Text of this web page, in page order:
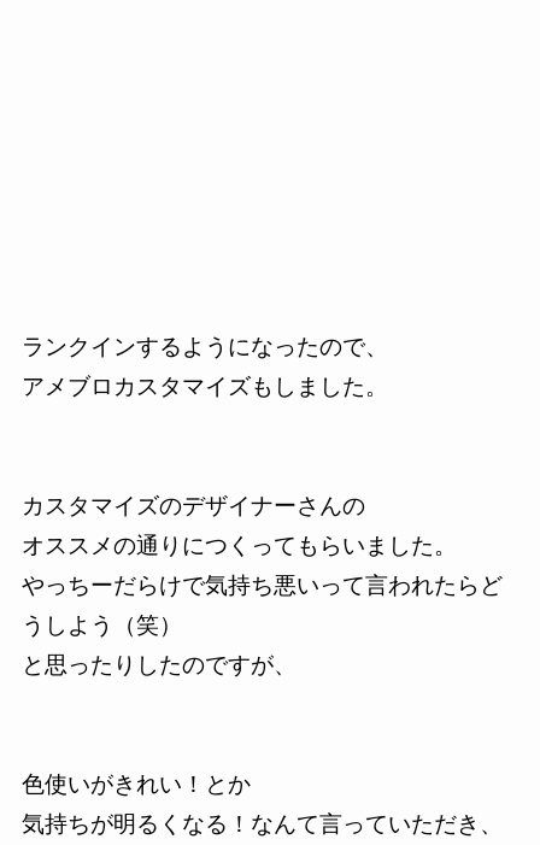
ランクインするようになったので、
アメブロカスタマイズもしました。
カスタマイズのデザイナーさんの
オススメの通りにつくってもらいました。
やっちーだらけで気持ち悪いって言われたらど
うしよう（笑）
と思ったりしたのですが、
色使いがきれい！とか
気持ちが明るくなる！なんて言っていただき、